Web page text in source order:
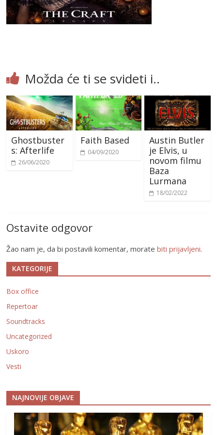
Možda će ti se svideti i..
Ghostbuster
s: Afterlife
26/06/2020
Faith Based
04/09/2020
Austin Butler
je Elvis, u
novom filmu
Baza
Lurmana
18/02/2022
Ostavite odgovor
Žao nam je, da bi postavili komentar, moratebiti prijavljeni.
KATEGORIJE
Box office
Repertoar
Soundtracks
Uncategorized
Uskoro
Vesti
NAJNOVIJE OBJAVE